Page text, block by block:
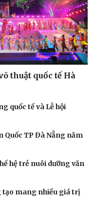
thuật quốc tế Hà
quốc tế và Lễ hội
Quốc TP Đà Nẵng năm
hệ trẻ nuôi dưỡng văn
tạo mang nhiều giá trị